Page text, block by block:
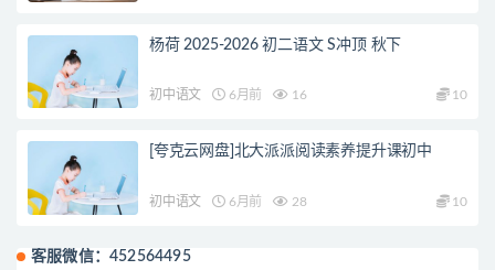
杨荷 2025-2026 初二语文 S冲顶 秋下
初中语文 6月前 16 10
[夸克云网盘]北大派派阅读素养提升课初中
初中语文 6月前 28 10
客服微信：452564495